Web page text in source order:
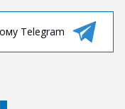
Telegram